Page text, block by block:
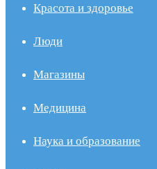
Красота и здоровье
Люди
Магазины
Медицина
Наука и образование